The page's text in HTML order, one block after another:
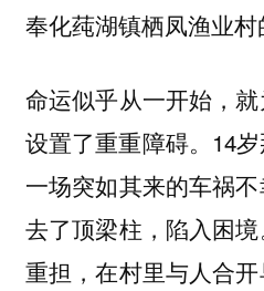
奉化莼湖镇栖凤渔业村
命运似乎从一开始，
设置了重重障碍。14
一场突如其来的车祸
去了顶梁柱，陷入困
重担，在村里与人合